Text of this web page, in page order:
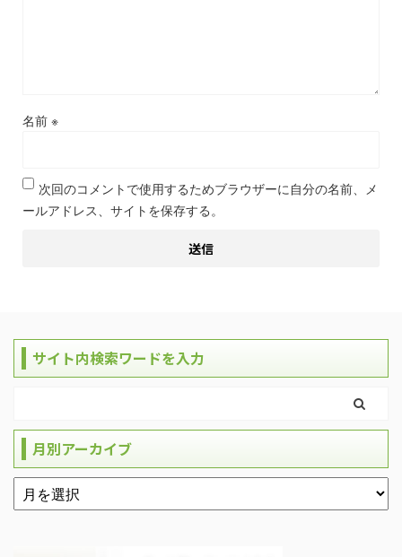
名前 ※
次回のコメントで使用するためブラウザーに自分の名前、メ
ールアドレス、サイトを保存する。
サイト内検索ワードを入力
月別アーカイブ